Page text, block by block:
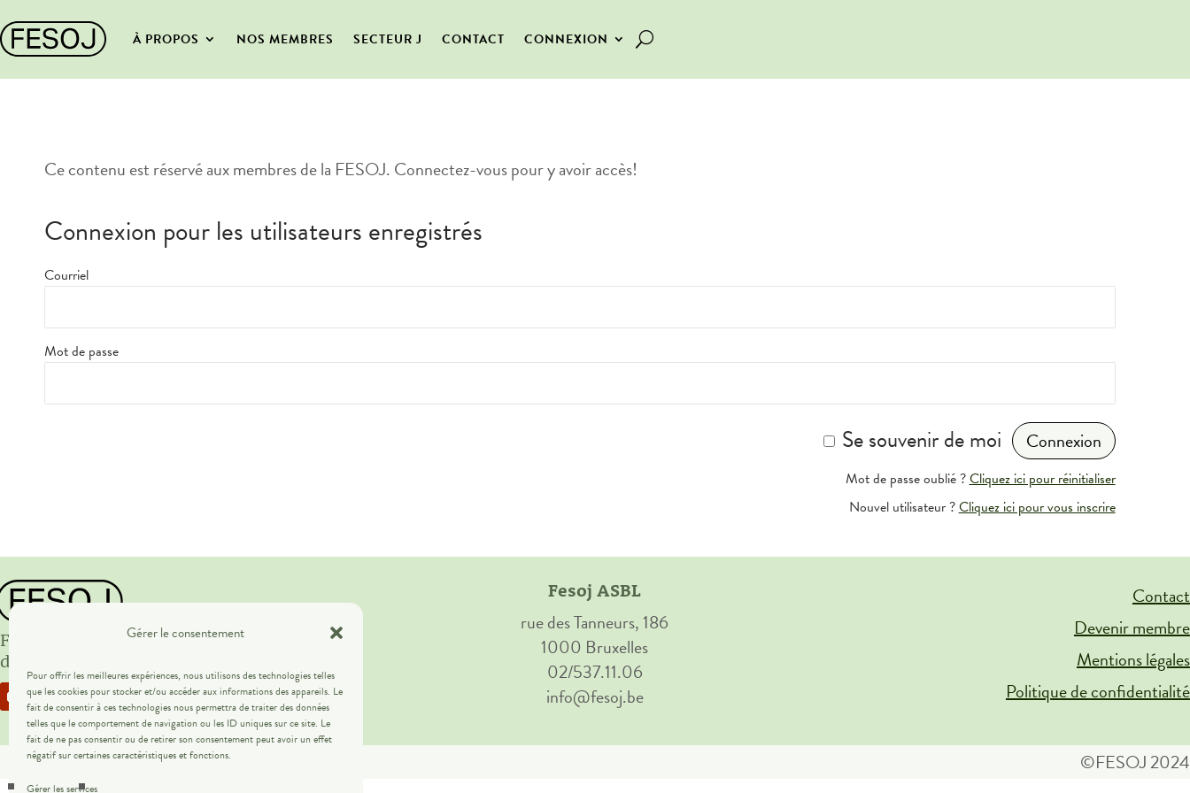
Gérer le consentement
Pour offrir les meilleures expériences, nous utilisons des technologies telles
que les cookies pour stocker et/ou accéder aux informations des appareils. Le
fait de consentir à ces technologies nous permettra de traiter des données
telles que le comportement de navigation ou les ID uniques sur ce site. Le
fait de ne pas consentir ou de retirer son consentement peut avoir un effet
négatif sur certaines caractéristiques et fonctions.
Gérer les services
À PROPOS NOS MEMBRES SECTEUR J CONTACT CONNEXION
Ce contenu est réservé aux membres de la FESOJ. Connectez-vous pour y avoir accès!
Connexion pour les utilisateurs enregistrés
Courriel
Mot de passe
Se souvenir de moi
Mot de passe oublié ?Cliquez ici pour réinitialiser
Nouvel utilisateur ?Cliquez ici pour vous inscrire
Fédération des employeurs
du secteur Jeunesse
Fesoj ASBL
rue des Tanneurs, 186
1000 Bruxelles
02/537.11.06
info@fesoj.be
Contact
Devenir membre
Mentions légales
Politique de confidentialité
©FESOJ 2024